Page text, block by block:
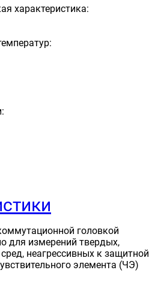
характеристика:
головкой
для измерений твердых,
неагрессивных к защитной
элемента (ЧЭ)